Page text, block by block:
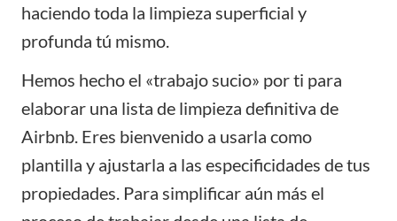
haciendo toda la limpieza superficial y
profunda tú mismo.
Hemos hecho el «trabajo sucio» por ti para
elaborar una lista de limpieza definitiva de
Airbnb. Eres bienvenido a usarla como
plantilla y ajustarla a las especificidades de tus
propiedades. Para simplificar aún más el